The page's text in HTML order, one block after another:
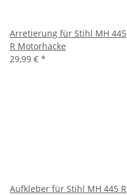
Arretierung für Stihl MH 445
R Motorhacke
29,99 € *
Aufkleber für Stihl MH 445 R